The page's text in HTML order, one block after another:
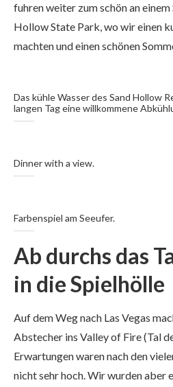
fuhren weiter zum schön an einem
Hollow State Park, wo wir einen
machten und einen schönen
Das kühle Wasser des Sand Hollow
langen Tag eine willkommene
Dinner with a view.
Farbenspiel am Seeufer.
Ab durchs das
in die Spielhölle
Auf dem Weg nach Las Vegas
Abstecher ins Valley of Fire (Tal
Erwartungen waren nach den
nicht sehr hoch. Wir wurden aber